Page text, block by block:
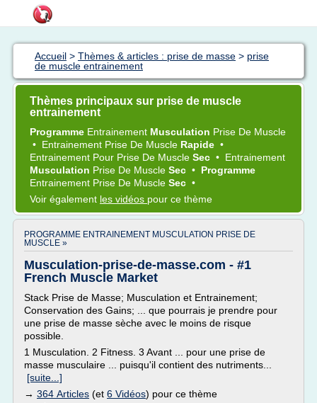
Accueil > Thèmes & articles : prise de masse > prise
de muscle entrainement
Thèmes principaux sur prise de muscle
entrainement
Programme Entrainement Musculation Prise De Muscle
• Entrainement Prise De Muscle Rapide •
Entrainement Pour Prise De Muscle Sec • Entrainement
Musculation Prise De Muscle Sec • Programme
Entrainement Prise De Muscle Sec •
Voir également les vidéos pour ce thème
PROGRAMME ENTRAINEMENT MUSCULATION PRISE DE
MUSCLE »
Musculation-prise-de-masse.com - #1
French Muscle Market
Stack Prise de Masse; Musculation et Entrainement;
Conservation des Gains; ... que pourrais je prendre pour
une prise de masse sèche avec le moins de risque
possible.
1 Musculation. 2 Fitness. 3 Avant ... pour une prise de
masse musculaire ... puisqu'il contient des nutriments...
[suite...]
→ 364 Articles (et 6 Vidéos) pour ce thème